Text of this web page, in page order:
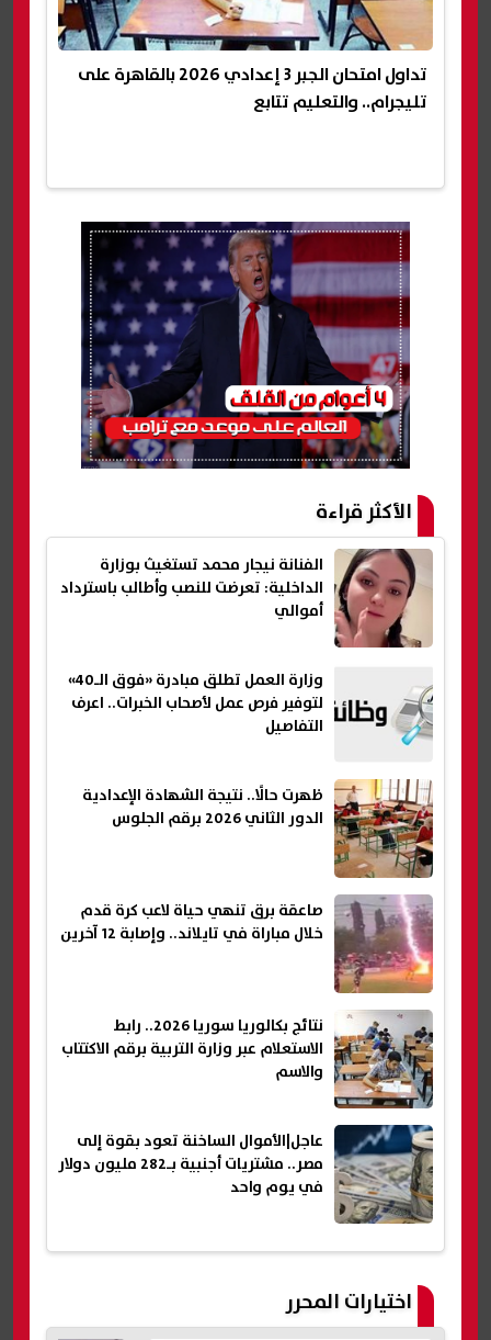
تداول امتحان الجبر 3 إعدادي 2026 بالقاهرة على
تليجرام.. والتعليم تتابع
الأكثر قراءة
الفنانة نيجار محمد تستغيث بوزارة
الداخلية: تعرضت للنصب وأطالب باسترداد
أموالي
وزارة العمل تطلق مبادرة «فوق الـ40»
لتوفير فرص عمل لأصحاب الخبرات.. اعرف
التفاصيل
ظهرت حالًا.. نتيجة الشهادة الإعدادية
الدور الثاني 2026 برقم الجلوس
صاعقة برق تنهي حياة لاعب كرة قدم
خلال مباراة في تايلاند.. وإصابة 12 آخرين
نتائج بكالوريا سوريا 2026.. رابط
الاستعلام عبر وزارة التربية برقم الاكتتاب
والاسم
عاجل|الأموال الساخنة تعود بقوة إلى
مصر.. مشتريات أجنبية بـ282 مليون دولار
في يوم واحد
اختيارات المحرر